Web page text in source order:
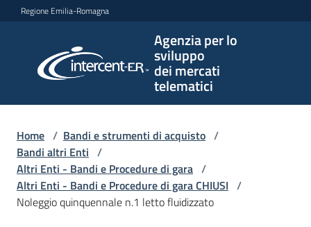
Vai al contenuto
Vai alla navigazione
Vai al footer
Regione Emilia-Romagna
Agenzia per lo
sviluppo
dei mercati
telematici
per lo
sviluppo
telematici
L'Agenzia
Home / Bandi e strumenti di acquisto /
Bandi altri Enti /
Altri Enti - Bandi e Procedure di gara /
Altri Enti - Bandi e Procedure di gara CHIUSI /
Noleggio quinquennale n.1 letto fluidizzato